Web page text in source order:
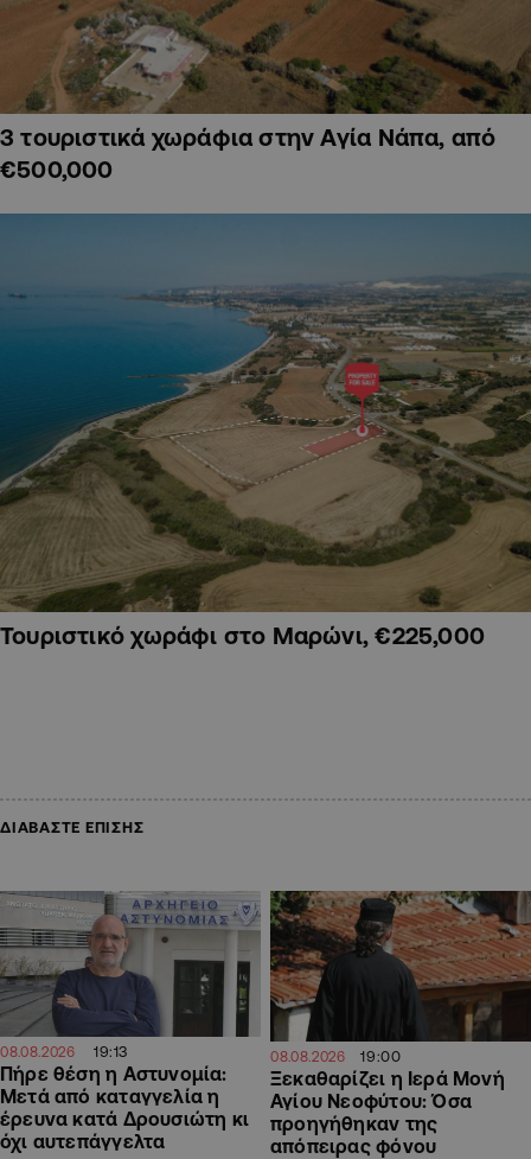
3 τουριστικά χωράφια στην Αγία Νάπα, από
€500,000
Τουριστικό χωράφι στο Μαρώνι, €225,000
ΔΙΑΒΑΣΤΕ ΕΠΙΣΗΣ
08.08.2026 19:13
Πήρε θέση η Αστυνομία:
Μετά από καταγγελία η
έρευνα κατά Δρουσιώτη κι
όχι αυτεπάγγελτα
08.08.2026 19:00
Ξεκαθαρίζει η Ιερά Μονή
Αγίου Νεοφύτου: Όσα
προηγήθηκαν της
απόπειρας φόνου